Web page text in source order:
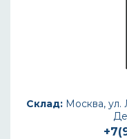
Склад:Москва, ул.